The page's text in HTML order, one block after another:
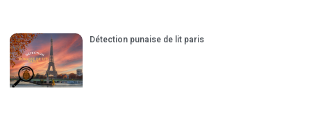
Détection punaise de lit paris